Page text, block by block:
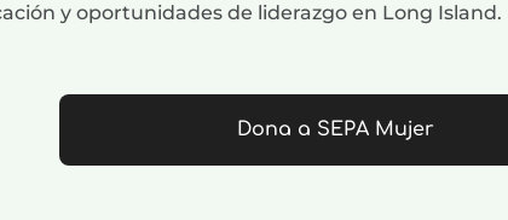
y oportunidades de liderazgo en Long Island.
Dona a SEPA Mujer